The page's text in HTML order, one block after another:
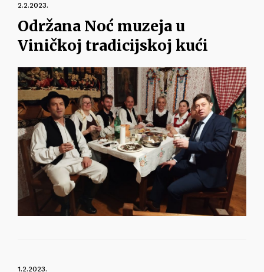
2.2.2023.
Održana Noć muzeja u
Viničkoj tradicijskoj kući
1.2.2023.